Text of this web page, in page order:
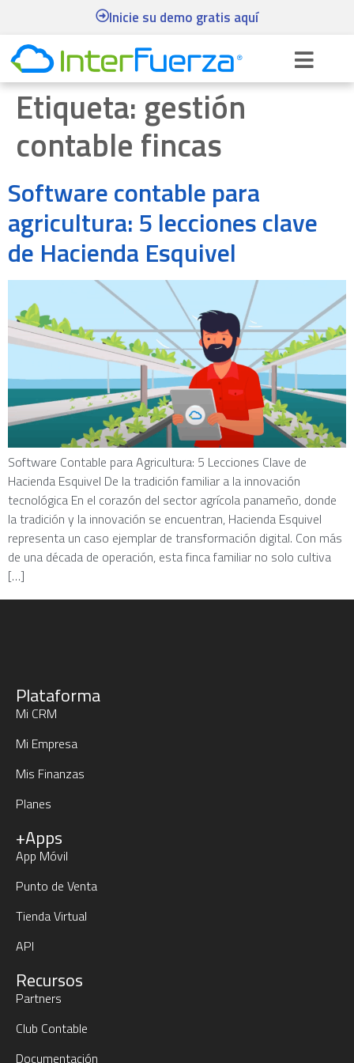
Inicie su demo gratis aquí
Etiqueta: gestión
contable fincas
Software contable para
agricultura: 5 lecciones clave
de Hacienda Esquivel
Software Contable para Agricultura: 5 Lecciones Clave de
Hacienda Esquivel De la tradición familiar a la innovación
tecnológica En el corazón del sector agrícola panameño, donde
la tradición y la innovación se encuentran, Hacienda Esquivel
representa un caso ejemplar de transformación digital. Con más
de una década de operación, esta finca familiar no solo cultiva
[…]
Plataforma
Mi CRM
Mi Empresa
Mis Finanzas
Planes
+Apps
App Móvil
Punto de Venta
Tienda Virtual
API
Recursos
Partners
Club Contable
Documentación